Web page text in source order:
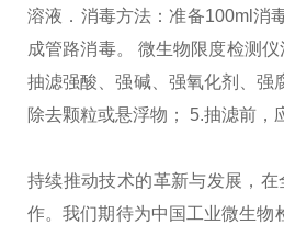
溶液．消毒方法：准备100ml消
成管路消毒。 微生物限度检测仪
抽滤强酸、强碱、强氧化剂、强
除去颗粒或悬浮物； 5.抽滤前，
持续推动技术的革新与发展，
作。我们期待为中国工业微生物